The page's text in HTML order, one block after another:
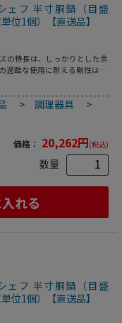
フ 半寸胴鍋（目盛
位1個）【直送品】
の特長は、しっかりとした余
過酷な使用に耐える剛性はも
わるので、コゲつきにくく、
リーモデルです。●アルミは
ンレスの約13倍）、鍋全体
部の温度差が少なく、スープ
いほど熱が分散してコゲつき
7kg●容量：38L
>調理器具
>
価格： 20,262円(税込)
数量
れる
フ 半寸胴鍋（目盛
位1個）【直送品】